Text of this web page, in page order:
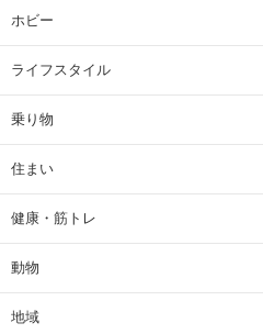
ホビー
ライフスタイル
乗り物
住まい
健康・筋トレ
動物
地域